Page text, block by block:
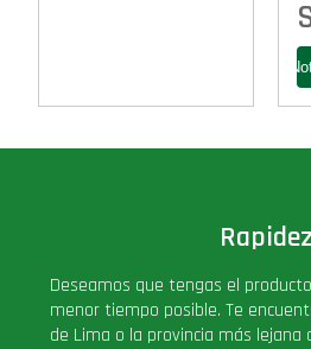
Rapidez
Deseamos que tengas el
menor tiempo posible. Te
de Lima o la provincia más lejana